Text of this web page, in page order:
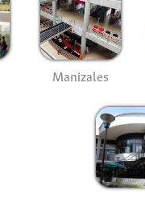
Manizales